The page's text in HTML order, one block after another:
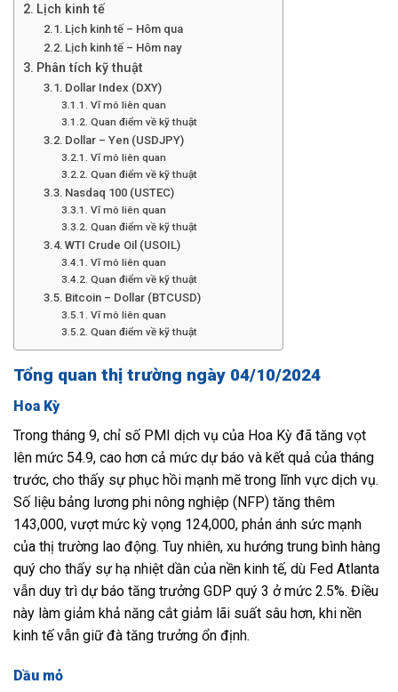
Lịch kinh tế
Lịch kinh tế – Hôm qua
Lịch kinh tế – Hôm nay
Phân tích kỹ thuật
Dollar Index (DXY)
Vĩ mô liên quan
Quan điểm về kỹ thuật
Dollar – Yen (USDJPY)
Vĩ mô liên quan
Quan điểm về kỹ thuật
Nasdaq 100 (USTEC)
Vĩ mô liên quan
Quan điểm về kỹ thuật
WTI Crude Oil (USOIL)
Vĩ mô liên quan
Quan điểm về kỹ thuật
Bitcoin – Dollar (BTCUSD)
Vĩ mô liên quan
Quan điểm về kỹ thuật
Tổng quan thị trường ngày 04/10/2024
Hoa Kỳ
Trong tháng 9, chỉ số PMI dịch vụ của Hoa Kỳ đã tăng vọt
lên mức 54.9, cao hơn cả mức dự báo và kết quả của tháng
trước, cho thấy sự phục hồi mạnh mẽ trong lĩnh vực dịch vụ.
Số liệu bảng lương phi nông nghiệp (NFP) tăng thêm
143,000, vượt mức kỳ vọng 124,000, phản ánh sức mạnh
của thị trường lao động. Tuy nhiên, xu hướng trung bình hàng
quý cho thấy sự hạ nhiệt dần của nền kinh tế, dù Fed Atlanta
vẫn duy trì dự báo tăng trưởng GDP quý 3 ở mức 2.5%. Điều
này làm giảm khả năng cắt giảm lãi suất sâu hơn, khi nền
kinh tế vẫn giữ đà tăng trưởng ổn định.
Dầu mỏ